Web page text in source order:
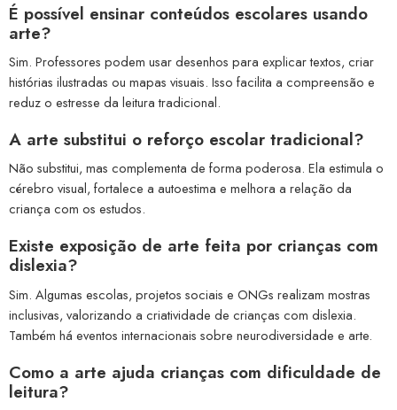
É possível ensinar conteúdos escolares usando
arte?
Sim. Professores podem usar desenhos para explicar textos, criar
histórias ilustradas ou mapas visuais. Isso facilita a compreensão e
reduz o estresse da leitura tradicional.
A arte substitui o reforço escolar tradicional?
Não substitui, mas complementa de forma poderosa. Ela estimula o
cérebro visual, fortalece a autoestima e melhora a relação da
criança com os estudos.
Existe exposição de arte feita por crianças com
dislexia?
Sim. Algumas escolas, projetos sociais e ONGs realizam mostras
inclusivas, valorizando a criatividade de crianças com dislexia.
Também há eventos internacionais sobre neurodiversidade e arte.
Como a arte ajuda crianças com dificuldade de
leitura?